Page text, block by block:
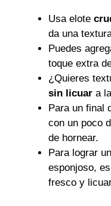
Usa elote
da una
Puedes
toque extra
¿Quieres
sin licuar a
Para un final
con un poco
de hornear.
Para lograr un
esponjoso,
fresco y